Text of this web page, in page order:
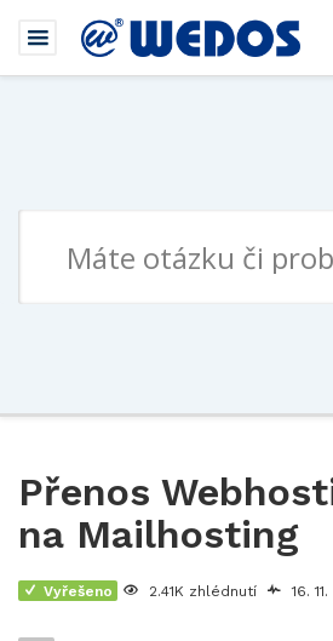
Přenos
na Mailhosting
Vyřešeno 2.41K zhlédnutí 16.